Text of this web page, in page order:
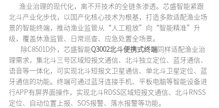
渔业治理的现代化，离不开技术的全链条渗透。芯盛智能紧跟
北斗产业化步伐，以国产化核心技术为根基，打造多款适配渔业场
景的智能终端，推动渔业监管从“人工粗放”向“智能精准”升
级，覆盖休渔监管、日常巡查、应急处置全场景。
除C8501D外，芯盛智能Q3002北斗便携式终端同样适配渔业治
理需求，集北斗三号区域短报文通信、北斗独立定位、蓝牙通信、
语音等一体化，可实现北斗短报文卫星通信、单北斗卫星定位、蓝
牙通信的功能。终端可通过蓝牙连接手机、平板电脑等智能设备进
行APP有屏界面操作，实现北斗RDSS区域短报文通信、北斗RNSS
定位、自动位置上报、SOS报警、落水报警等功能。